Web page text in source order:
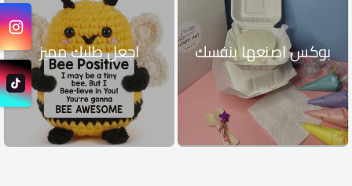
بوكس اصنعها بنفسك اجعل طلبك مميز